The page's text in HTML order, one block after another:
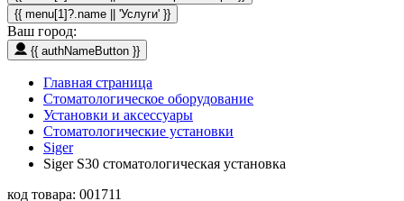
{{ menu[1]?.name || 'Услуги' }}
Ваш город:
{{ authNameButton }}
Главная страница
Стоматологическое оборудование
Установки и аксессуары
Стоматологические установки
Siger
Siger S30 стоматологическая установка
код товара: 001711